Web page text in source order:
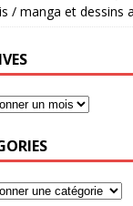
/ manga et dessins